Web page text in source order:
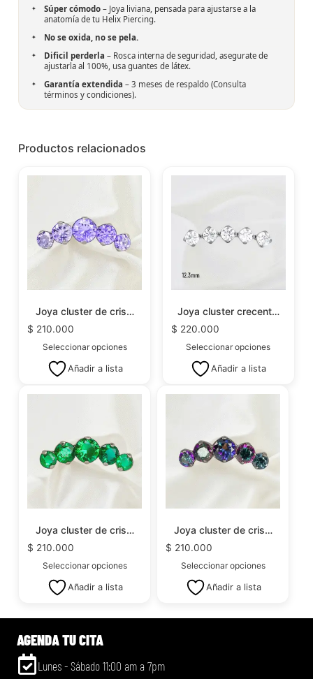
Súper cómodo – Joya liviana, pensada para ajustarse a la
anatomía de tu Helix Piercing.
No se oxida, no se pela.
Dificil perderla – Rosca interna de seguridad, asegurate de
ajustarla al 100%, usa guantes de látex.
Garantía extendida – 3 meses de respaldo (Consulta
términos y condiciones).
Productos relacionados
Joya cluster de cris…
$ 210.000
Seleccionar opciones
Añadir a lista
Joya cluster crecent…
$ 220.000
Seleccionar opciones
Añadir a lista
Joya cluster de cris…
$ 210.000
Seleccionar opciones
Añadir a lista
Joya cluster de cris…
$ 210.000
Seleccionar opciones
Añadir a lista
AGENDA TU CITA
Lunes - Sábado 11:00 am a 7pm